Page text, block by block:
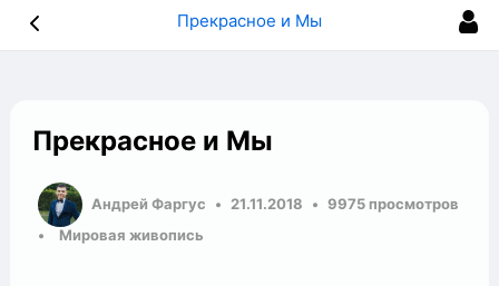
Прекрасное и Мы
Прекрасное и Мы
Андрей Фаргус 21.11.2018
9975 просмотров
Мировая живопись